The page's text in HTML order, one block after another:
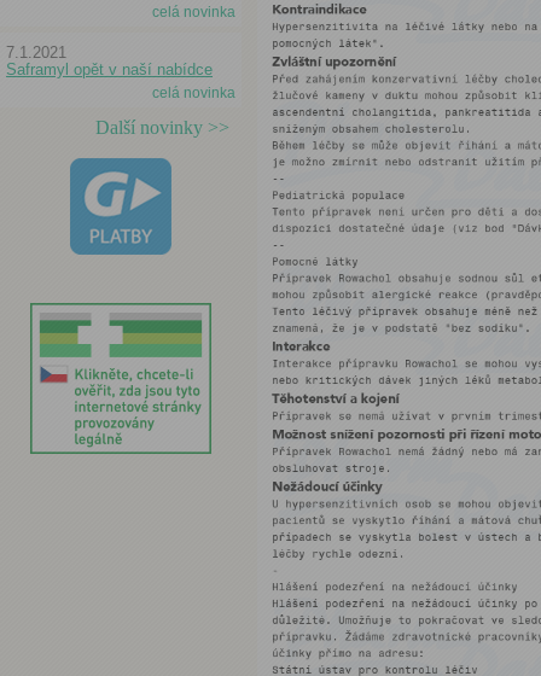
celá novinka
7.1.2021
Saframyl opět v naší nabídce
celá novinka
Další novinky >>